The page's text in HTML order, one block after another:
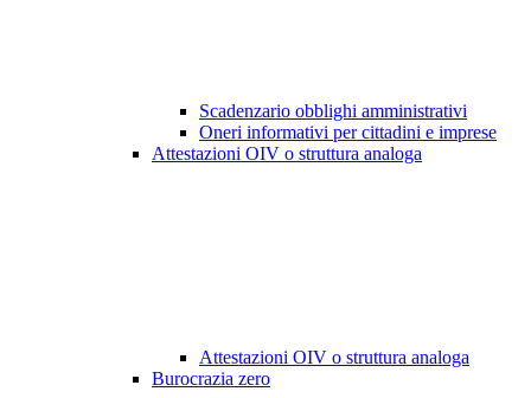
Scadenzario obblighi amministrativi
Oneri informativi per cittadini e imprese
Attestazioni OIV o struttura analoga
Attestazioni OIV o struttura analoga
Burocrazia zero